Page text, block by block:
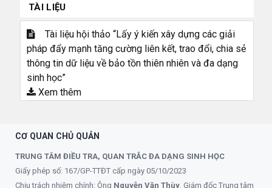
TÀI LIỆU
Tài liệu hội thảo “Lấy ý kiến xây dựng các giải
pháp đẩy mạnh tăng cường liên kết, trao đổi, chia sẻ
thông tin dữ liệu về bảo tồn thiên nhiên và đa dạng
sinh học”
Xem thêm
CƠ QUAN CHỦ QUẢN
TRUNG TÂM ĐIỀU TRA, QUAN TRẮC ĐA DẠNG SINH HỌC
Giấy phép số: 167/GP-TTĐT cấp ngày 05/10/2023
Chịu trách nhiệm chính: Ông Nguyễn Văn Thùy, Giám đốc Trung tâm